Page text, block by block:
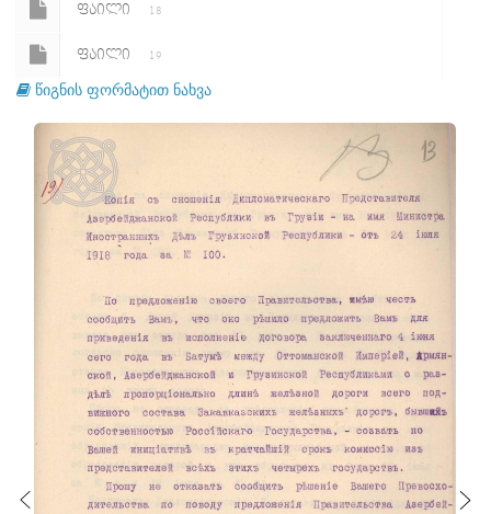
ᲤᲐᲘᲚᲘ 18
ᲤᲐᲘᲚᲘ 19
ᲤᲐᲘᲚᲘ 20
ᲤᲐᲘᲚᲘ
ᲤᲐᲘᲚᲘ
ᲤᲐᲘᲚᲘ 23
ᲤᲐᲘᲚᲘ 25
ᲤᲐᲘᲚᲘ 26
ᲤᲐᲘᲚᲘ 27
ᲤᲐᲘᲚᲘ
ᲤᲐᲘᲚᲘ 29
წიგნის ფორმატით ნახვა